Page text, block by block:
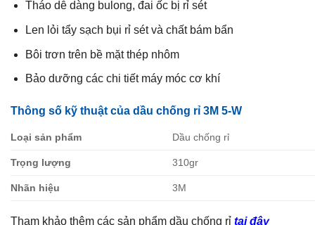
Tháo dễ dàng bulong, đai ốc bị rỉ sét
Len lỏi tẩy sạch bụi rỉ sét và chất bám bẩn
Bôi trơn trên bề mặt thép nhôm
Bảo dưỡng các chi tiết máy móc cơ khí
Thông số kỹ thuật của dầu chống rỉ 3M 5-W
Loại sản phẩm Dầu chống rỉ
Trọng lượng 310gr
Nhãn hiệu 3M
Tham khảo thêm các sản phẩm dầu chống rỉ tại đây